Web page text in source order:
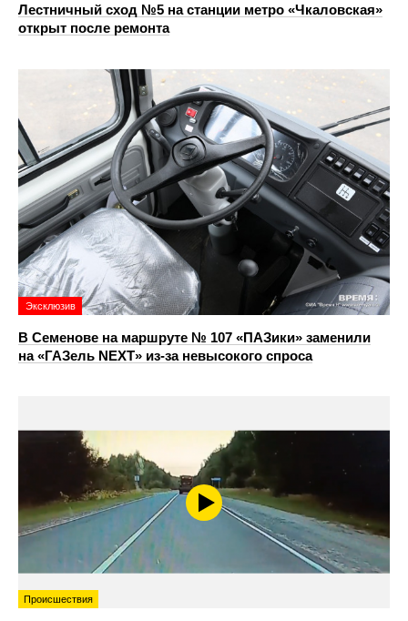
Лестничный сход №5 на станции метро «Чкаловская»
открыт после ремонта
Эксклюзив
В Семенове на маршруте № 107 «ПАЗики» заменили
на «ГАЗель NEXT» из‑за невысокого спроса
Происшествия